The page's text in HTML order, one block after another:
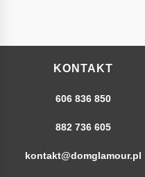
KONTAKT
606 836 850
882 736 605
kontakt@domglamour.pl